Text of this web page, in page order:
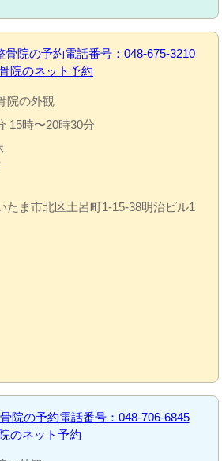
たま市北区土呂町1-15-38明治ビル1